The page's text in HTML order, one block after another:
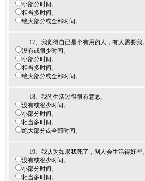
小部分时间。
相当多时间。
绝大部分或全部时间。
17、我觉得自已是个有用的人，有人需要我。
没有或很少时间。
小部分时间。
相当多时间。
绝大部分或全部时间。
18、我的生活过得很有意思。
没有或很少时间。
小部分时间。
相当多时间。
绝大部分或全部时间。
19、我认为如果我死了，别人会生活得好些。
没有或很少时间。
小部分时间。
相当多时间。